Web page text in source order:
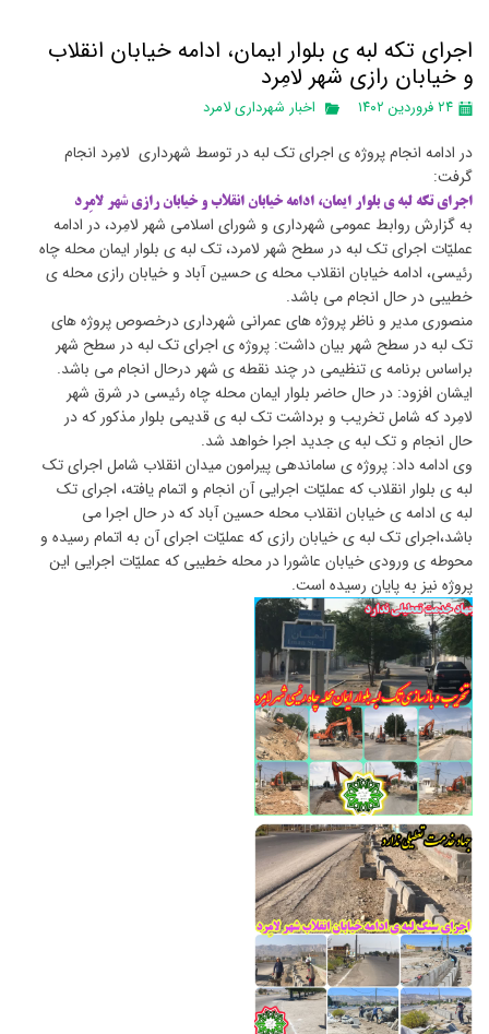
اجرای تکه لبه ی بلوار ایمان، ادامه خیابان انقلاب
و خیابان رازی شهر لامِرد
۲۴ فروردین ۱۴۰۲ اخبار شهرداری لامرد
در ادامه انجام پروژه ی اجرای تک لبه در توسط شهرداری لامِرد انجام
گرفت:
اجرای تکه لبه ی بلوار ایمان، ادامه خیابان انقلاب و خیابان رازی شهر لامِرد
به گزارش روابط عمومی شهرداری و شورای اسلامی شهر لامِرد، در ادامه
عملیّات اجرای تک لبه در سطح شهر لامرد، تک لبه ی بلوار ایمان محله چاه
رئیسی، ادامه خیابان انقلاب محله ی حسین آباد و خیابان رازی محله ی
خطیبی در حال انجام می باشد.
منصوری مدیر و ناظر پروژه های عمرانی شهرداری درخصوص پروژه های
تک لبه در سطح شهر بیان داشت: پروژه ی اجرای تک لبه در سطح شهر
براساس برنامه ی تنظیمی در چند نقطه ی شهر درحال انجام می باشد.
ایشان افزود: در حال حاضر بلوار ایمان محله چاه رئیسی در شرق شهر
لامِرد که شامل تخریب و برداشت تک لبه ی قدیمی بلوار مذکور که در
حال انجام و تک لبه ی جدید اجرا خواهد شد.
وی ادامه داد: پروژه ی ساماندهی پیرامون میدان انقلاب شامل اجرای تک
لبه ی بلوار انقلاب که عملیّات اجرایی آن انجام و اتمام یافته، اجرای تک
لبه ی ادامه ی خیابان انقلاب محله حسین آباد که در حال اجرا می
باشد،اجرای تک لبه ی خیابان رازی که عمليّات اجرای آن به اتمام رسیده و
محوطه ی ورودی خیابان عاشورا در محله خطیبی که عملیّات اجرایی این
پروژه نیز به پایان رسیده است.